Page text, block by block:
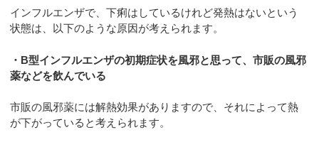
インフルエンザで、下痢はしているけれど発熱はないという
状態は、以下のような原因が考えられます。
・B型インフルエンザの初期症状を風邪と思って、市販の風邪
薬などを飲んでいる
市販の風邪薬には解熱効果がありますので、それによって熱
が下がっていると考えられます。